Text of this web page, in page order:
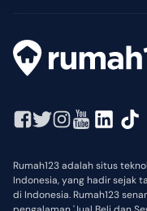
Rumah123 adalah situs
Indonesia, yang hadir sejak
di Indonesia. Rumah123